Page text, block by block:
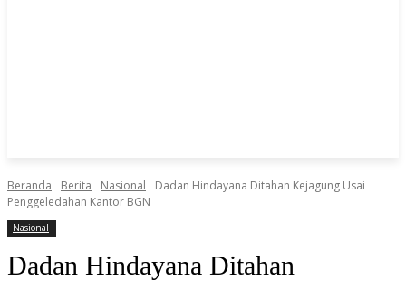
Beranda Berita Nasional
Dadan Hindayana Ditahan Kejagung Usai
Penggeledahan Kantor BGN
Nasional
Dadan Hindayana Ditahan